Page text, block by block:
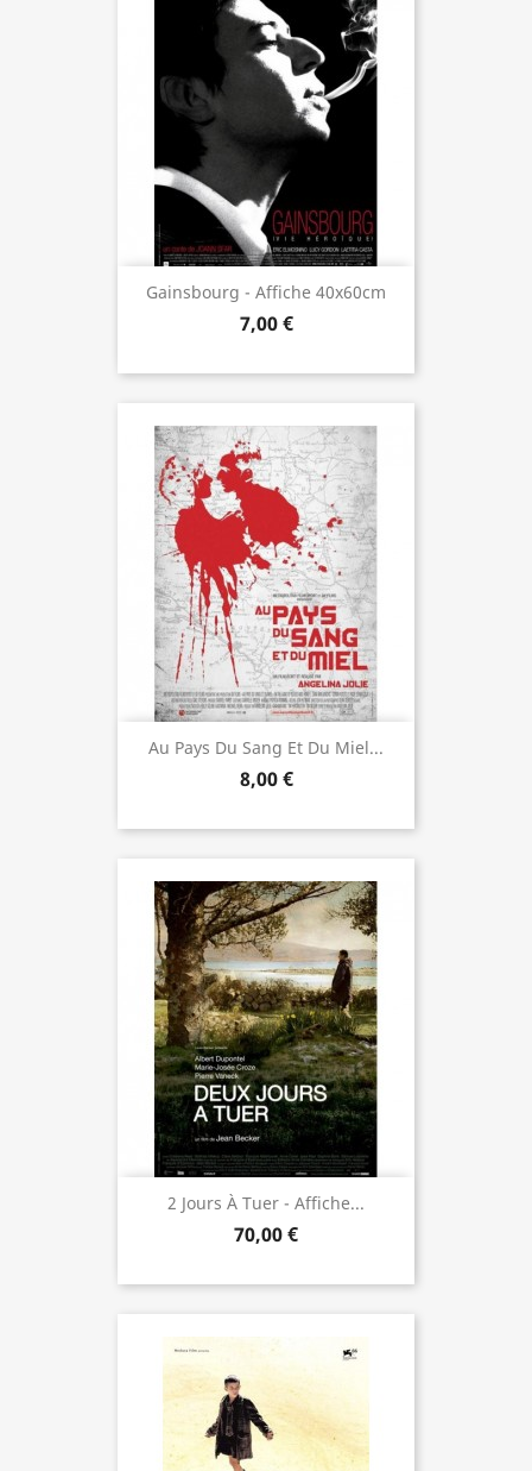
Gainsbourg - Affiche 40x60cm
7,00 €
Au Pays Du Sang Et Du Miel...
8,00 €
2 Jours À Tuer - Affiche...
70,00 €